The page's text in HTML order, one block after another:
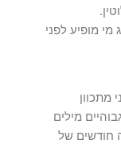
מופיע לפני
מתכוון
מילים
חודשים של